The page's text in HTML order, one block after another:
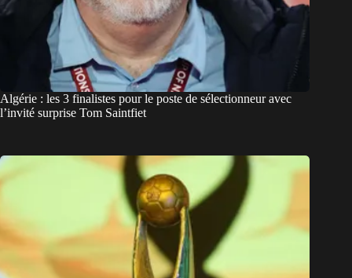
Algérie : les 3 finalistes pour le poste de sélectionneur avec
l’invité surprise Tom Saintfiet